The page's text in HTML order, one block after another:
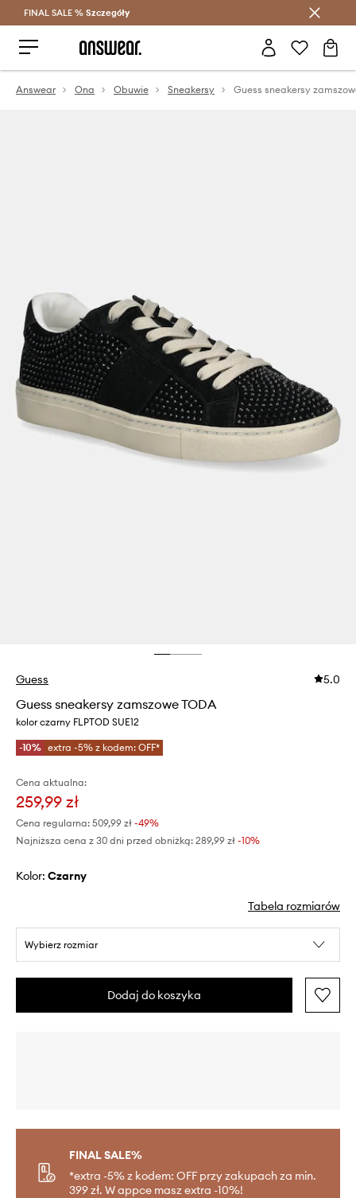
Oszczędzaj z Answear Club >
FINAL SALE % Szczegóły
Answear Ona Obuwie Sneakersy Guess sneakersy
Guess 5.0
Guess sneakersy zamszowe TODA
kolor czarny FLPTOD SUE12
-10% extra -5% z kodem: OFF*
Cena aktualna:
259,99 zł
Cena regularna: 509,99 zł -49%
Najniższa cena z 30 dni przed obniżką: 289,99 zł -10%
Kolor: czarny
Tabela rozmiarów
Wybierz rozmiar
Dodaj do koszyka
FINAL SALE%
*extra -5% z kodem: OFF przy zakupach za min.
399 zł. W appce masz extra -10%!